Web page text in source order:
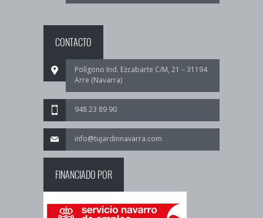
CONTACTO
Polígono Ind. Ezcabarte C/M, 21 – 31194
Arre (Navarra)
948 23 89 90
info@tujardinnavarra.com
FINANCIADO POR